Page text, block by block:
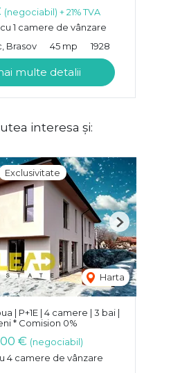
(negociabil) + 21% TVA
1 camere de vânzare
Brasov
45 mp 1928
multe detalii
interesa și:
Exclusivitate
Harta
Next
| P+1E | 4 camere | 3 bai |
* Comision 0%
€ (negociabil)
4 camere de vânzare